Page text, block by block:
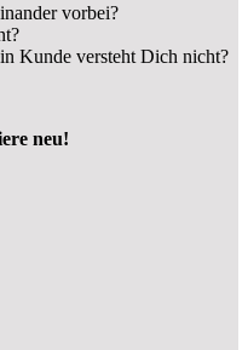
vorbei?
Kunde versteht Dich nicht?
neu!